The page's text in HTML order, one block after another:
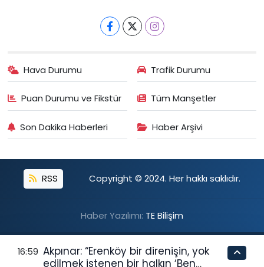
Hava Durumu Trafik Durumu
Puan Durumu ve Fikstür Tüm Manşetler
Son Dakika Haberleri Haber Arşivi
RSS Copyright © 2024. Her hakkı saklıdır.
Haber Yazılımı: TE Bilişim
16:59 Akpınar: “Erenköy bir direnişin, yok
edilmek istenen bir halkın ‘Ben